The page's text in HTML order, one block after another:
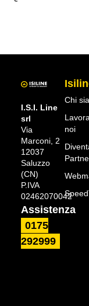
I.S.I. Line
srl
Via
Marconi, 2
12037
Saluzzo
(CN)
P.IVA
02462070042
Assistenza
0175
292999
Chi
noi